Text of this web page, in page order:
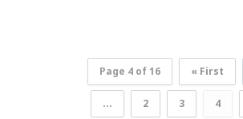
Page 4 of 16 « First
... 2 3 4